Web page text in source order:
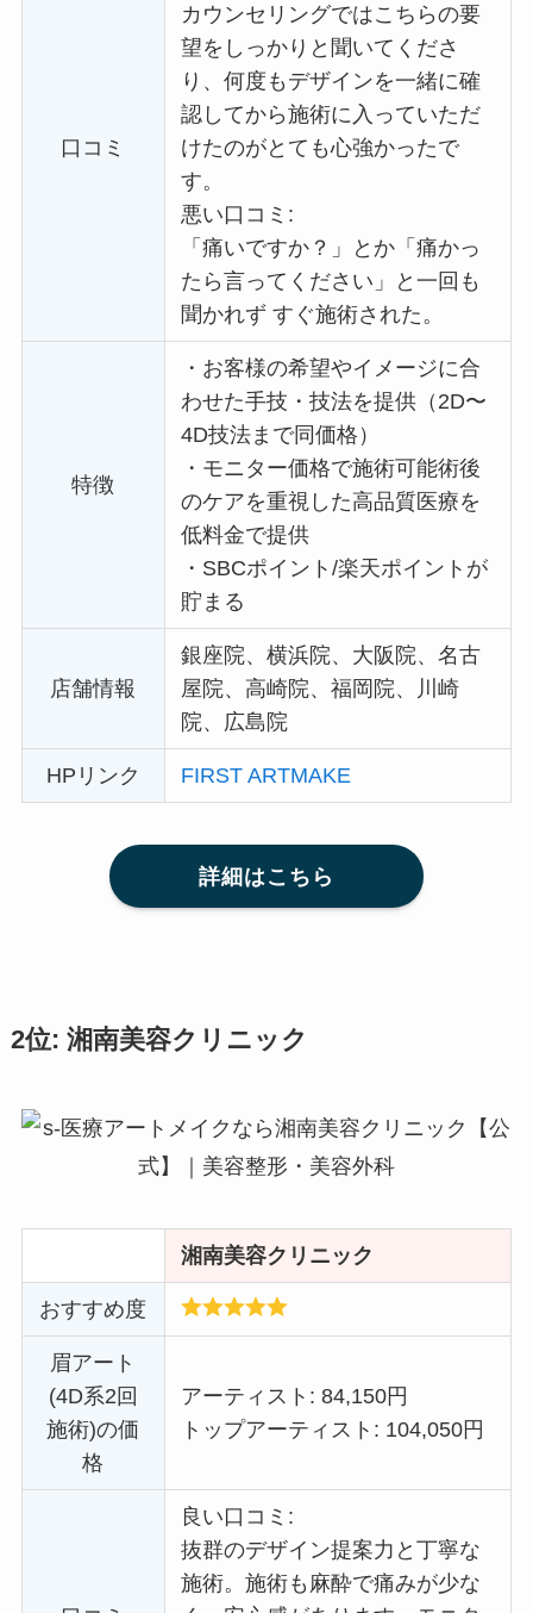
口コミ
カウンセリングではこちらの要
望をしっかりと聞いてくださ
り、何度もデザインを一緒に確
認してから施術に入っていただ
けたのがとても心強かったで
す。
悪い口コミ:
「痛いですか？」とか「痛かっ
たら言ってください」と一回も
聞かれず すぐ施術された。
特徴
・ お客様の希望やイメージに合
わせた手技・技法を提供（2D〜
4D技法まで同価格）
・ モニター価格で施術可能術後
のケアを重視した高品質医療を
低料金で提供
・ SBCポイント/楽天ポイントが
貯まる
店舗情報
銀座院、横浜院、大阪院、名古
屋院、高崎院、福岡院、川崎
院、広島院
HPリンク FIRST ARTMAKE
詳細はこちら
2位: 湘南美容クリニック
湘南美容クリニック
おすすめ度
眉アート
(4D系2回
施術)の価
格
アーティスト: 84,150円
トップアーティスト: 104,050円
良い口コミ:
抜群のデザイン提案力と丁寧な
施術。施術も麻酔で痛みが少な